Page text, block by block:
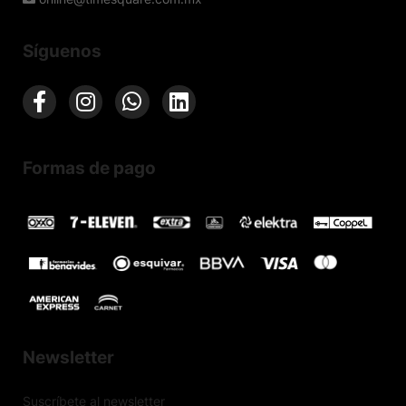
Síguenos
Formas de pago
Newsletter
Suscríbete al newsletter